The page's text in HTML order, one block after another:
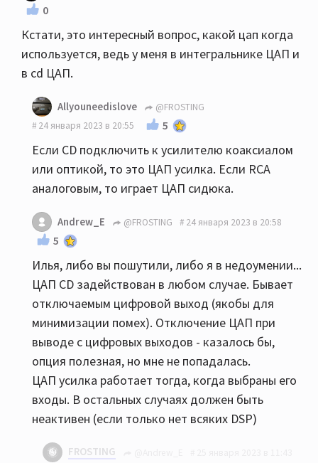
0
Кстати, это интересный вопрос, какой цап когда
используется, ведь у меня в интегральнике ЦАП и
в cd ЦАП.
Allyouneedislove
@FROSTING
24 января 2023 в 20:55
5
Если CD подключить к усилителю коаксиалом
или оптикой, то это ЦАП усилка. Если RCA
аналоговым, то играет ЦАП сидюка.
Andrew_E @FROSTING 24 января 2023 в 20:58
5
Илья, либо вы пошутили, либо я в недоумении...
ЦАП CD задействован в любом случае. Бывает
отключаемым цифровой выход (якобы для
минимизации помех). Отключение ЦАП при
выводе с цифровых выходов - казалось бы,
опция полезная, но мне не попадалась.
ЦАП усилка работает тогда, когда выбраны его
входы. В остальных случаях должен быть
неактивен (если только нет всяких DSP)
FROSTING